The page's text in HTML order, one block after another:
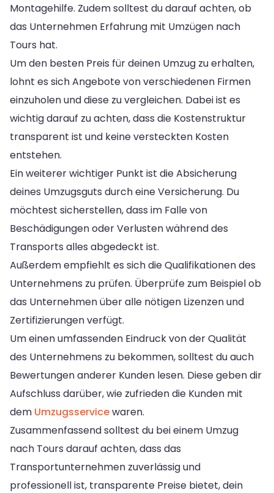
Montagehilfe. Zudem solltest du darauf achten, ob
das Unternehmen Erfahrung mit Umzügen nach
Tours hat.
Um den besten Preis für deinen Umzug zu erhalten,
lohnt es sich Angebote von verschiedenen Firmen
einzuholen und diese zu vergleichen. Dabei ist es
wichtig darauf zu achten, dass die Kostenstruktur
transparent ist und keine versteckten Kosten
entstehen.
Ein weiterer wichtiger Punkt ist die Absicherung
deines Umzugsguts durch eine Versicherung. Du
möchtest sicherstellen, dass im Falle von
Beschädigungen oder Verlusten während des
Transports alles abgedeckt ist.
Außerdem empfiehlt es sich die Qualifikationen des
Unternehmens zu prüfen. Überprüfe zum Beispiel ob
das Unternehmen über alle nötigen Lizenzen und
Zertifizierungen verfügt.
Um einen umfassenden Eindruck von der Qualität
des Unternehmens zu bekommen, solltest du auch
Bewertungen anderer Kunden lesen. Diese geben dir
Aufschluss darüber, wie zufrieden die Kunden mit
dem Umzugsservicewaren.
Zusammenfassend solltest du bei einem Umzug
nach Tours darauf achten, dass das
Transportunternehmen zuverlässig und
professionell ist, transparente Preise bietet, dein